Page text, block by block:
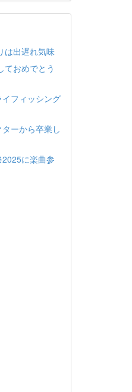
は出遅れ気味
ておめでとう
フィッシング
ーから卒業し
に楽曲参